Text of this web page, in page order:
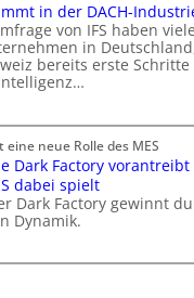
in der DACH-
von IFS haben viele
in
bereits erste Schritte
neue Rolle des MES
Dark Factory
dabei spielt
Dark Factory gewinnt
Dynamik.